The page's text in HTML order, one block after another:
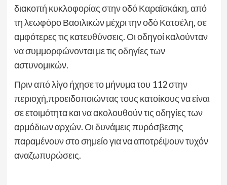
διακοπή κυκλοφορίας στην οδό Καραϊσκάκη, από
τη λεωφόρο Βασιλικών μέχρι την οδό Κατσέλη, σε
αμφότερες τις κατευθύνσεις. Οι οδηγοί καλούνταν
να συμμορφώνονται με τις οδηγίες των
αστυνομικών.
Πριν από λίγο ήχησε το μήνυμα του 112 στην
περιοχή,προειδοποιώντας τους κατοίκους να είναι
σε ετοιμότητα και να ακολουθούν τις οδηγίες των
αρμόδιων αρχών. Οι δυνάμεις πυρόσβεσης
παραμένουν στο σημείο για να αποτρέψουν τυχόν
αναζωπυρώσεις.